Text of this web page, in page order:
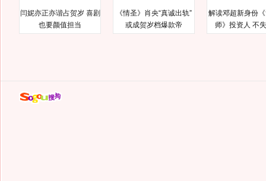
闫妮亦正亦谐占贺岁 喜剧
也要颜值担当
《情圣》肖央“真诚出轨”
或成贺岁档爆款帝
解读邓超新身份
师》投资人 不